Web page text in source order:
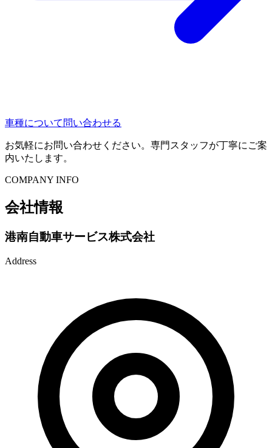
車種について問い合わせる
お気軽にお問い合わせください。専門スタッフが丁寧にご案
内いたします。
COMPANY INFO
会社情報
港南自動車サービス株式会社
Address